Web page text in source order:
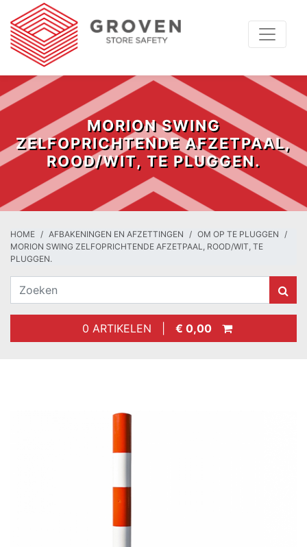
MORION SWING
ZELFOPRICHTENDE AFZETPAAL,
ROOD/WIT, TE PLUGGEN.
HOME AFBAKENINGEN EN AFZETTINGEN
OM OP TE PLUGGEN
MORION SWING ZELFOPRICHTENDE AFZETPAAL, ROOD/WIT, TE
PLUGGEN.
0 ARTIKELEN | € 0,00